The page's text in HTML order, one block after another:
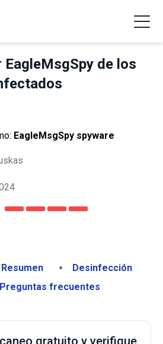
EagleMsgSpy de los
EagleMsgSpy spyware
Resumen
Desinfección
Preguntas frecuentes
gratuito y verifique